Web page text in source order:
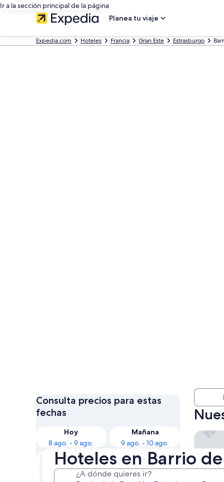
Ir a la sección principal de la página
Planea tu viaje
Expedia.com Hoteles Francia Gran Este Estrasburgo
Hoteles en Barrio
¿A dónde quieres ir?
Consulta precios para estas
fechas
Hoy
8 ago. - 9 ago.
Mañana
9 ago. - 10 ago.
Próximo fin de
semana
14 ago. - 16 ago.
En dos semanas
21 ago. - 23 ago.
Hotel